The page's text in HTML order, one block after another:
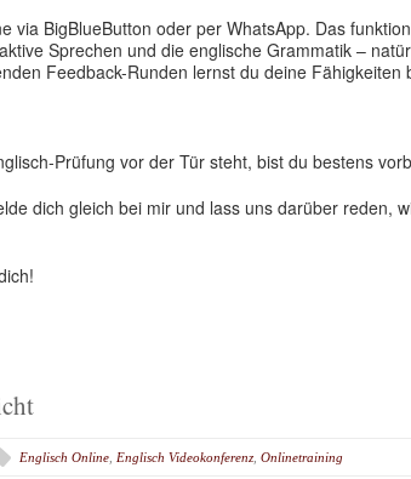
via BigBlueButton oder per WhatsApp. Das
Sprechen und die englische Grammatik –
Feedback-Runden lernst du deine
Prüfung vor der Tür steht, bist du bestens
dich gleich bei mir und lass uns darüber reden,
Englisch Online Englisch Videokonferenz Onlinetraining